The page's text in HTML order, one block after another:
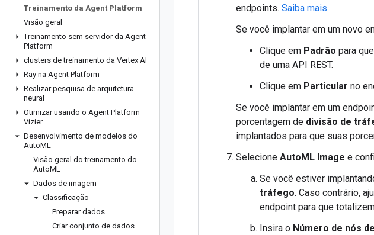
Treinamento da Agent Platform
Visão geral
Treinamento sem servidor da Agent
Platform
clusters de treinamento da Vertex AI
Ray na Agent Platform
Realizar pesquisa de arquitetura
neural
Otimizar usando o Agent Platform
Vizier
Desenvolvimento de modelos do
AutoML
Visão geral do treinamento do
AutoML
Dados de imagem
Classificação
Preparar dados
Criar conjunto de dados
endpoints. Saiba mais
Se você implantar em um novo
Clique em Padrão para
de uma API REST.
Clique em Particular no
Se você implantar em um
porcentagem de divisão de
implantados para que suas
Selecione AutoML Image e
Se você estiver
tráfego. Caso contrário,
endpoint para que
Insira o Número de nós